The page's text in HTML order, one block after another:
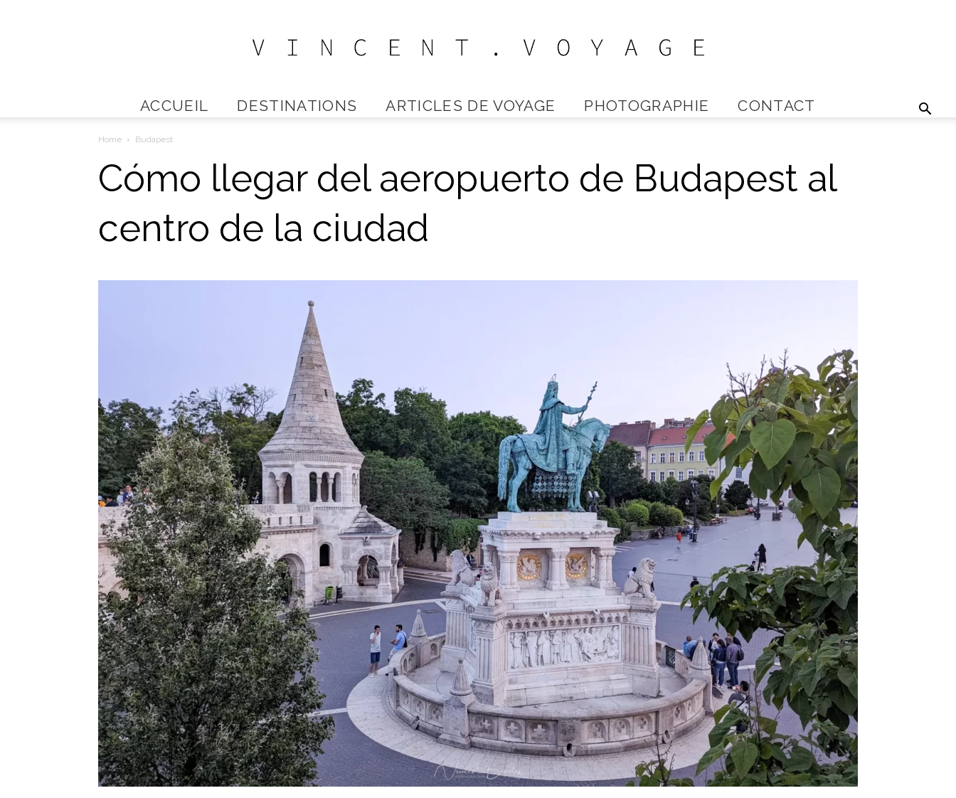
Vincent
ACCUEIL DESTINATIONS ARTICLES DE VOYAGE PHOTOGRAPHIE CONTACT
Home Budapest
Cómo llegar del aeropuerto de Budapest al
centro de la ciudad